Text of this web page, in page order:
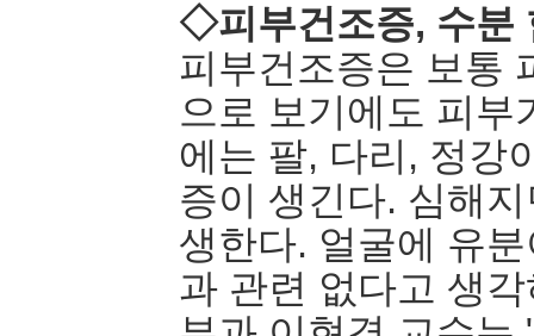
◇피부건조증, 수분
피부건조증은 보통
으로 보기에도 피부
에는 팔, 다리, 정강
증이 생긴다. 심해
생한다. 얼굴에 유
과 관련 없다고 생